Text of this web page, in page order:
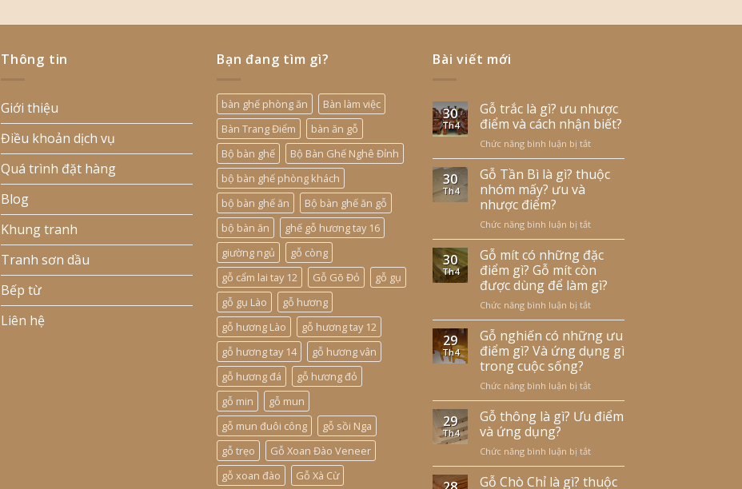
Thông tin
Giới thiệu
Điều khoản dịch vụ
Quá trình đặt hàng
Blog
Khung tranh
Tranh sơn dầu
Bếp từ
Liên hệ
Bạn đang tìm gì?
bàn ghế phòng ăn
Bàn làm việc
Bàn Trang Điểm
bàn ăn gỗ
Bộ bàn ghế
Bộ Bàn Ghế Nghê Đỉnh
bộ bàn ghế phòng khách
bộ bàn ghế ăn
Bộ bàn ghế ăn gỗ
bộ bàn ăn
ghế gỗ hương tay 16
giường ngủ
gỗ còng
gỗ cẩm lai tay 12
Gỗ Gõ Đỏ
gỗ gụ
gỗ gụ Lào
gỗ hương
gỗ hương Lào
gỗ hương tay 12
gỗ hương tay 14
gỗ hương vân
gỗ hương đá
gỗ hương đỏ
gỗ min
gỗ mun
gỗ mun đuôi công
gỗ sồi Nga
gỗ trẹo
Gỗ Xoan Đào Veneer
gỗ xoan đào
Gỗ Xà Cừ
Bài viết mới
30
Th4
Gỗ trắc là gì? ưu nhược
điểm và cách nhận biết?
Chức năng bình luận bị tắt
Gỗ
trắc
điểm
và
cách
nhận
biết?
30
Th4
Gỗ Tần Bì là gì? thuộc
nhóm mấy? ưu và
nhược điểm?
Chức năng bình luận bị tắt
Gỗ
Tần
Bì
là
gì?
nhóm
mấy?
ưu
và
30
Th4
Gỗ mít có những đặc
điểm gì? Gỗ mít còn
được dùng để làm gì?
Chức năng bình luận bị tắt
Gỗ
mít
có
những
gì?
Gỗ
dùng
để
29
Th4
Gỗ nghiến có những ưu
điểm gì? Và ứng dụng gì
trong cuộc sống?
Chức năng bình luận bị tắt
Gỗ
nghiến
điểm
gì?
29
Th4
Gỗ thông là gì? Ưu điểm
và ứng dụng?
Chức năng bình luận bị tắt
Gỗ
thông
Gỗ Chò Chỉ là gì? thuộc